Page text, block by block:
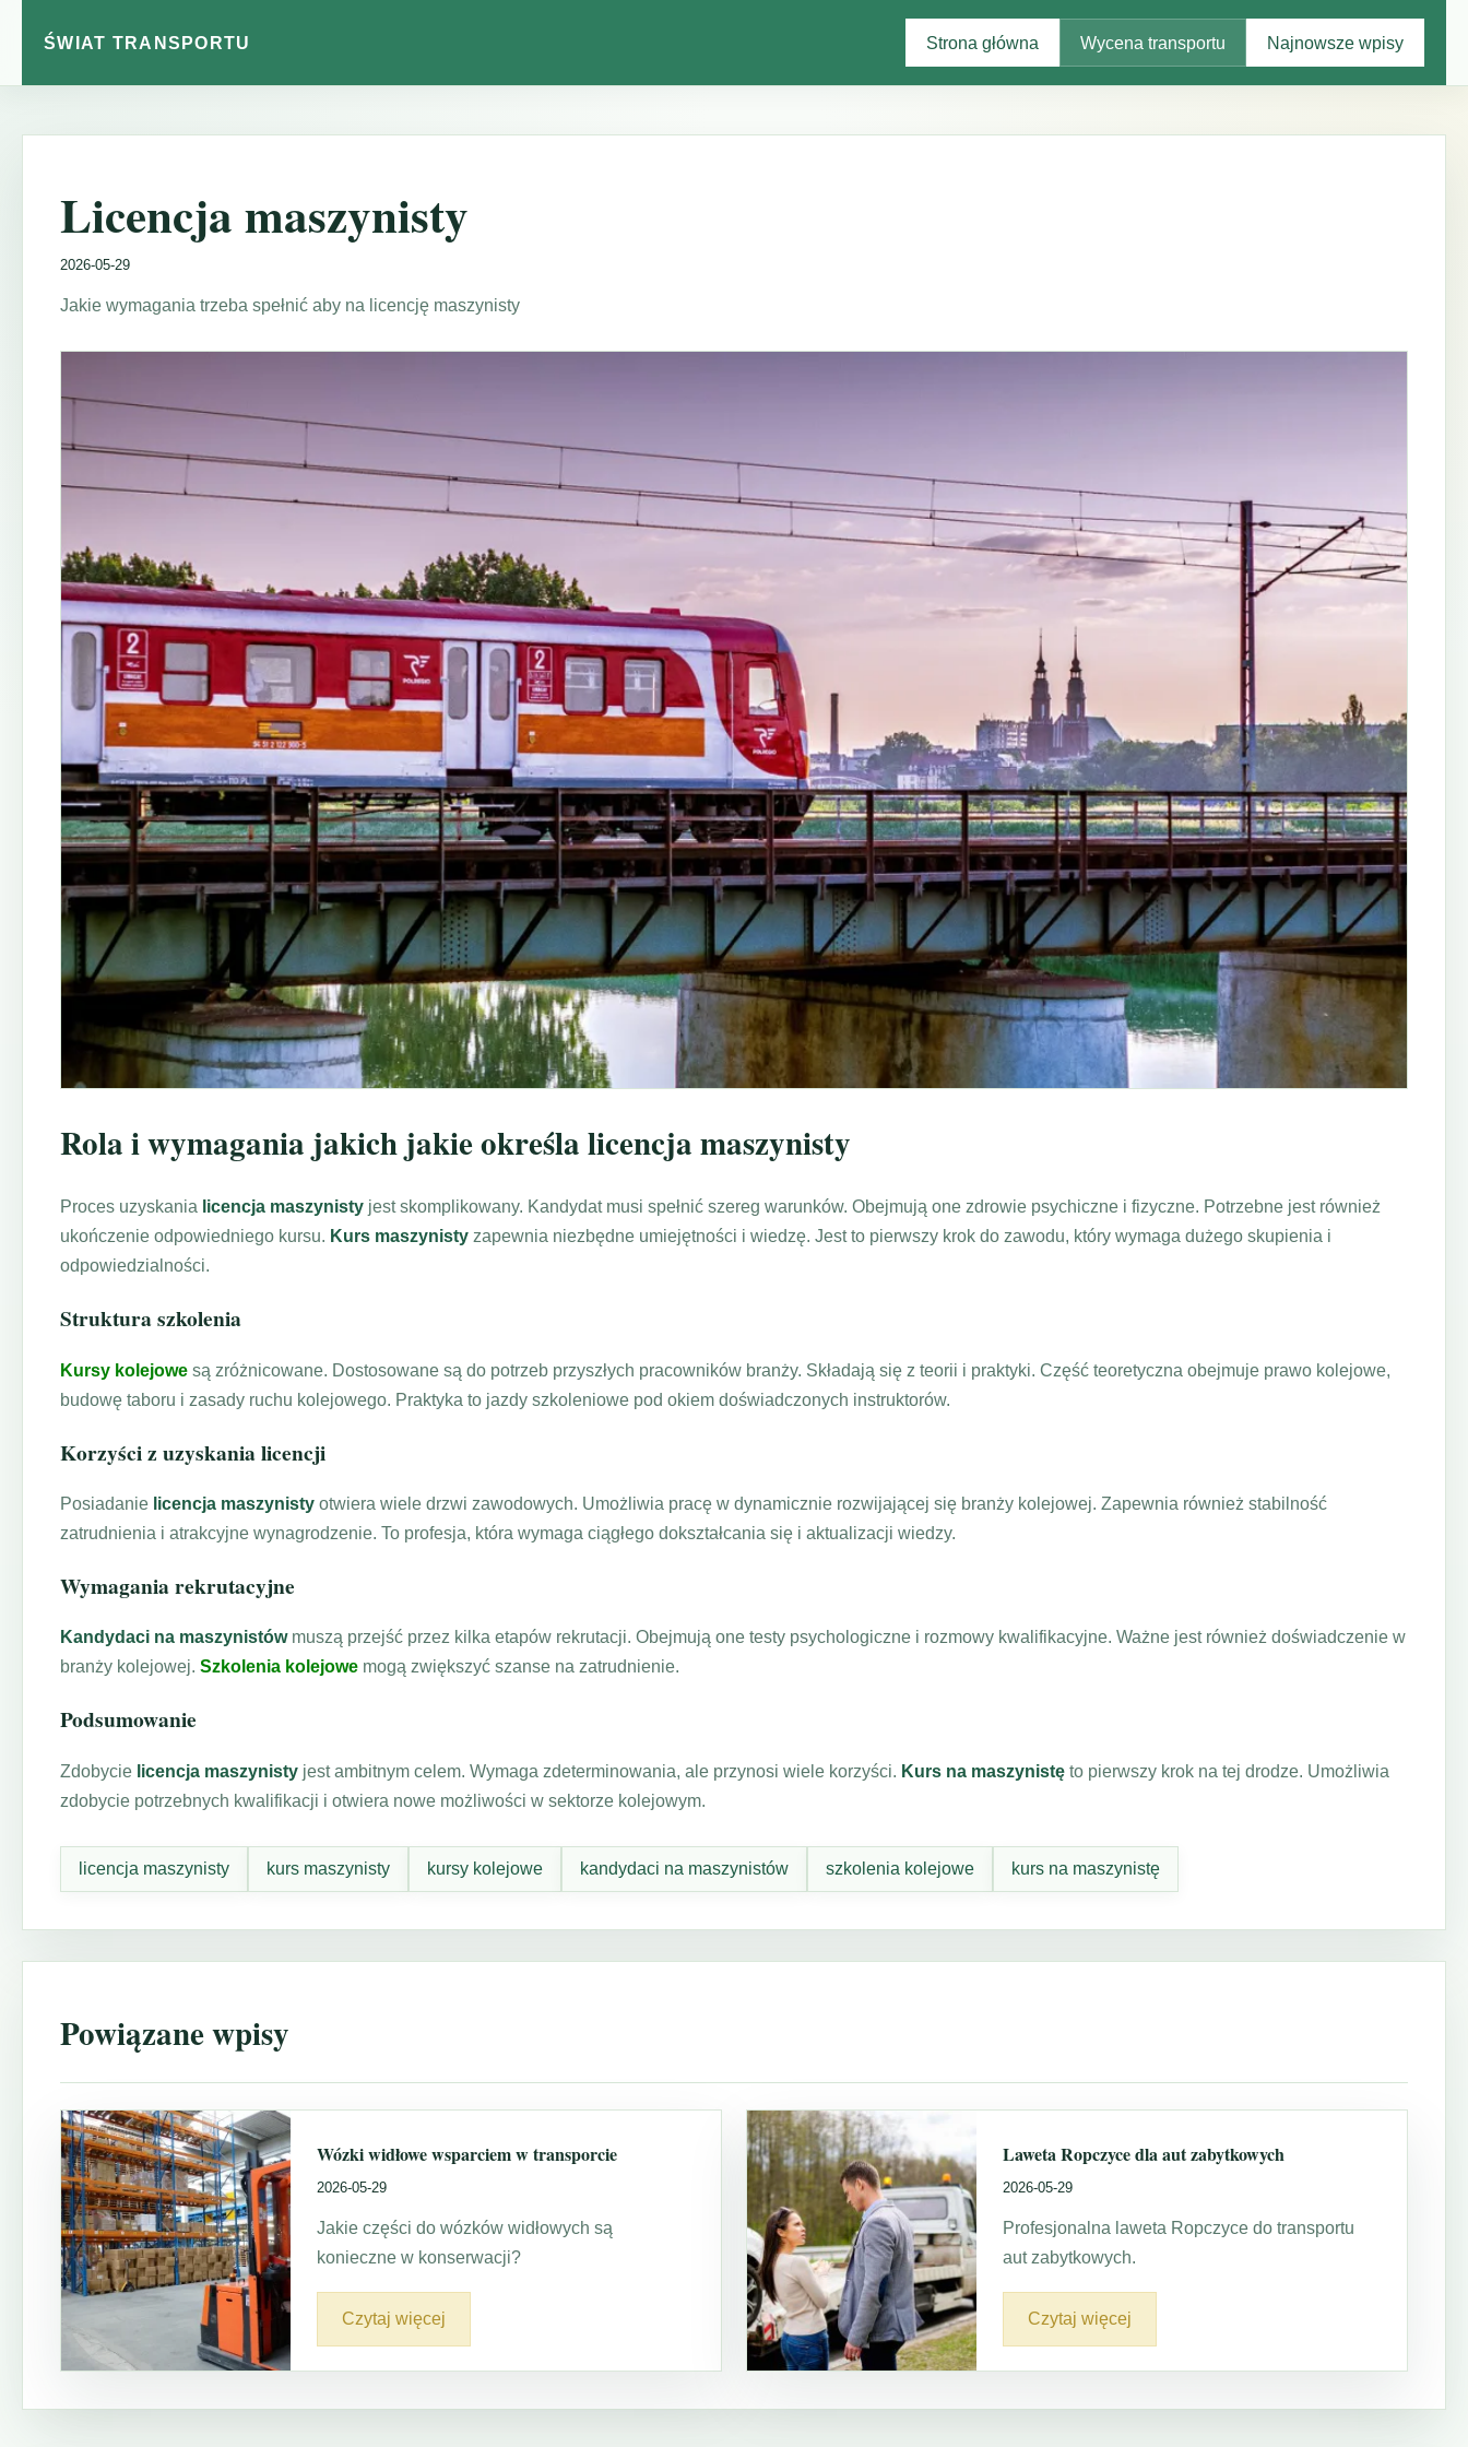
ŚWIAT TRANSPORTU Strona główna Wycena transportu Najnowsze wpisy
Licencja maszynisty
2026-05-29
Jakie wymagania trzeba spełnić aby na licencję maszynisty
Rola i wymagania jakich jakie określa licencja maszynisty
Proces uzyskania licencja maszynisty jest skomplikowany. Kandydat musi spełnić szereg warunków. Obejmują one zdrowie psychiczne i fizyczne. Potrzebne jest również
ukończenie odpowiedniego kursu. Kurs maszynisty zapewnia niezbędne umiejętności i wiedzę. Jest to pierwszy krok do zawodu, który wymaga dużego skupienia i
odpowiedzialności.
Struktura szkolenia
Kursy kolejowe są zróżnicowane. Dostosowane są do potrzeb przyszłych pracowników branży. Składają się z teorii i praktyki. Część teoretyczna obejmuje prawo kolejowe,
budowę taboru i zasady ruchu kolejowego. Praktyka to jazdy szkoleniowe pod okiem doświadczonych instruktorów.
Korzyści z uzyskania licencji
Posiadanie licencja maszynisty otwiera wiele drzwi zawodowych. Umożliwia pracę w dynamicznie rozwijającej się branży kolejowej. Zapewnia również stabilność
zatrudnienia i atrakcyjne wynagrodzenie. To profesja, która wymaga ciągłego dokształcania się i aktualizacji wiedzy.
Wymagania rekrutacyjne
Kandydaci na maszynistówmuszą przejść przez kilka etapów rekrutacji. Obejmują one testy psychologiczne i rozmowy kwalifikacyjne. Ważne jest również doświadczenie w
branży kolejowej. Szkolenia kolejowe mogą zwiększyć szanse na zatrudnienie.
Podsumowanie
Zdobycie licencja maszynisty jest ambitnym celem. Wymaga zdeterminowania, ale przynosi wiele korzyści. Kurs na maszynistę to pierwszy krok na tej drodze. Umożliwia
zdobycie potrzebnych kwalifikacji i otwiera nowe możliwości w sektorze kolejowym.
licencja maszynisty kurs maszynisty kursy kolejowe kandydaci na maszynistów szkolenia kolejowe kurs na maszynistę
Powiązane wpisy
Wózki widłowe wsparciem w transporcie
2026-05-29
Jakie części do wózków widłowych są
konieczne w konserwacji?
Czytaj więcej
Laweta Ropczyce dla aut zabytkowych
2026-05-29
Profesjonalna laweta Ropczyce do transportu
aut zabytkowych.
Czytaj więcej